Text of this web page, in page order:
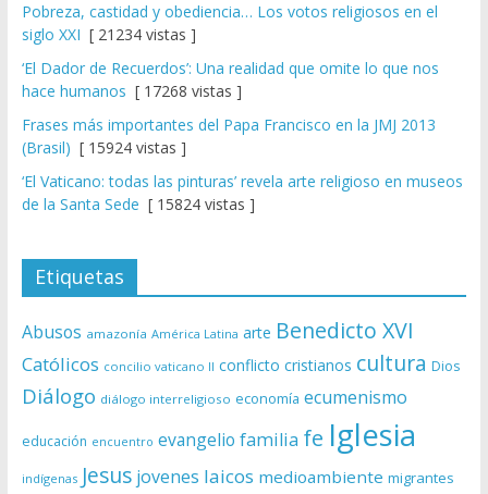
Pobreza, castidad y obediencia… Los votos religiosos en el
siglo XXI [ 21234 vistas ]
‘El Dador de Recuerdos’: Una realidad que omite lo que nos
hace humanos [ 17268 vistas ]
Frases más importantes del Papa Francisco en la JMJ 2013
(Brasil) [ 15924 vistas ]
‘El Vaticano: todas las pinturas’ revela arte religioso en museos
de la Santa Sede [ 15824 vistas ]
Etiquetas
Abusos amazonía América Latina arte Benedicto XVI
Católicos concilio vaticano II conflicto cristianos cultura Dios
Diálogo diálogo interreligioso economía ecumenismo
educación encuentro evangelio familia fe Iglesia
indígenas Jesus jovenes laicos medioambiente migrantes